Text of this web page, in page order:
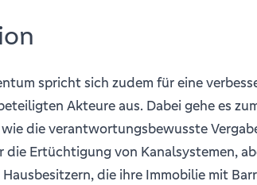
spricht sich zudem für eine
Akteure aus. Dabei gehe es
die verantwortungsbewusste
Ertüchtigung von Kanalsystemen,
die ihre Immobilie mit